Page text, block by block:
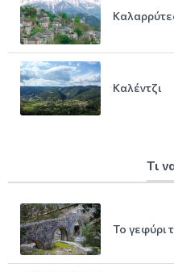
Καλέντζι
Τι
Το γεφύρι